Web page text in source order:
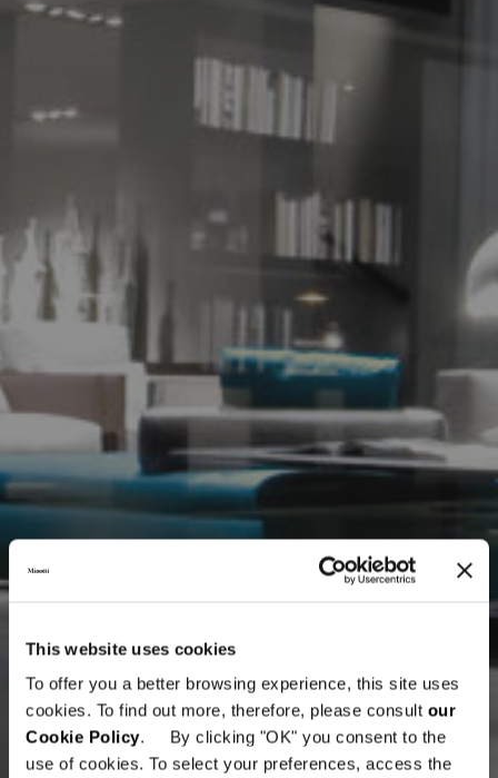
This website uses cookies
To offer you a better browsing experience, this site uses
cookies. To find out more, therefore, please consult our
Cookie Policy. By clicking "OK" you consent to the
use of cookies. To select your preferences, access the